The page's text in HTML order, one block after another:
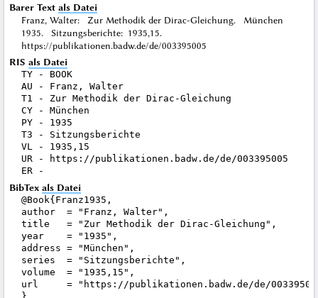
Barer Text als Datei
Franz, Walter: Zur Methodik der Dirac-Gleichung. München
1935. Sitzungsberichte: 1935,15.
https://publikationen.badw.de/de/003395005
RIS als Datei
TY - BOOK
AU - Franz, Walter
T1 - Zur Methodik der Dirac-Gleichung
CY - München
PY - 1935
T3 - Sitzungsberichte
VL - 1935,15
UR - https://publikationen.badw.de/de/003395005
BibTex als Datei
@Book{Franz1935,
author  = "Franz, Walter",
title   = "Zur Methodik der Dirac-Gleichung",
year    = "1935",
address = "München",
series  = "Sitzungsberichte",
volume  = "1935,15",
url     = "https://publikationen.badw.de/de/